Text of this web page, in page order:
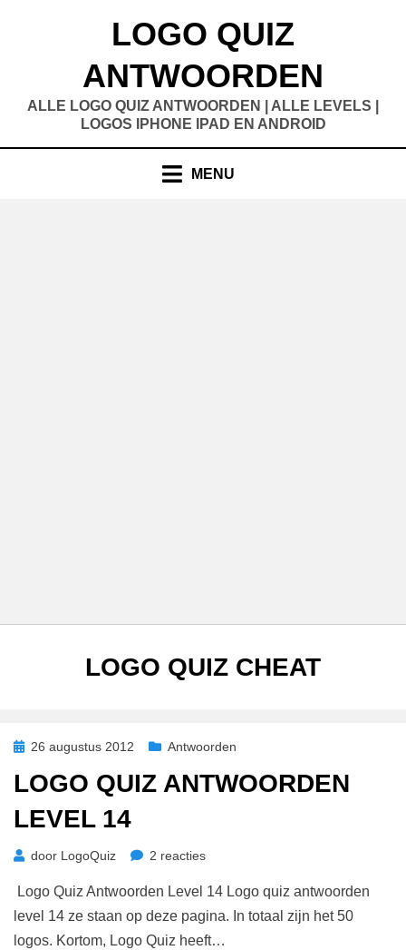
LOGO QUIZ
ANTWOORDEN
ALLE LOGO QUIZ ANTWOORDEN | ALLE LEVELS |
LOGOS IPHONE IPAD EN ANDROID
MENU
TAG
:
LOGO QUIZ CHEAT
Geplaatst
26 augustus 2012 Antwoorden
LOGO QUIZ ANTWOORDEN
LEVEL 14
door LogoQuiz 2 reactiesop
Quiz
Antwoorden
Level
Logo Quiz Antwoorden Level 14 Logo quiz antwoorden
level 14 ze staan op deze pagina. In totaal zijn het 50
logos. Kortom, Logo Quiz heeft…